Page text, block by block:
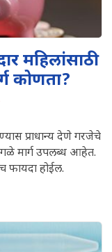
महिलांसाठी
कोणता?
प्राधान्य देणे गरजेचे
मार्ग उपलब्ध आहेत.
फायदा होईल.